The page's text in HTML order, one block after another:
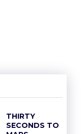
THIRTY
SECONDS TO